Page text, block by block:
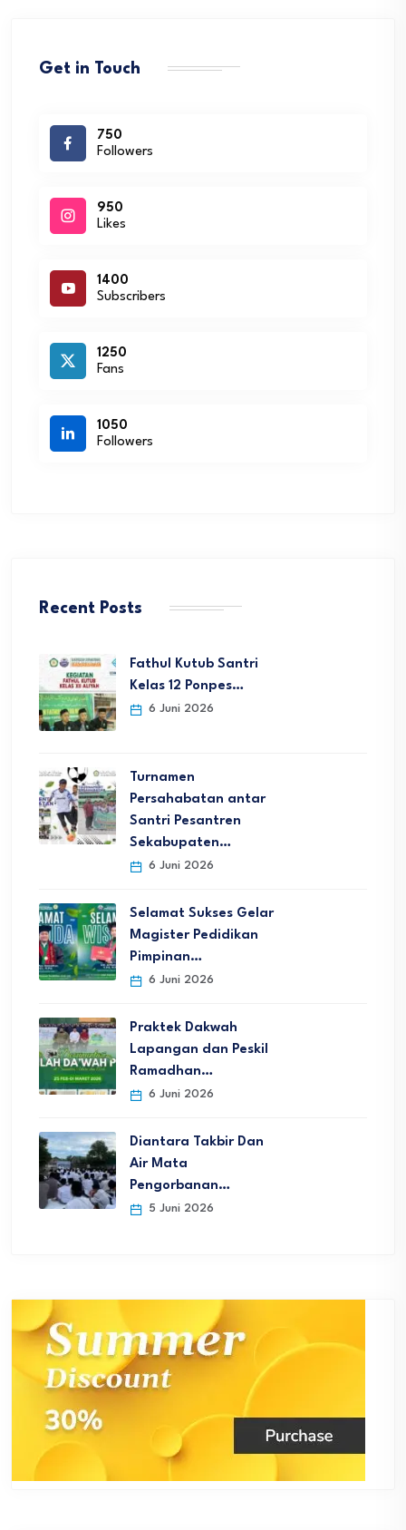
Get in Touch
750
Followers
950
Likes
1400
Subscribers
1250
Fans
1050
Followers
Recent Posts
Fathul Kutub Santri
Kelas 12 Ponpes…
6 Juni 2026
Turnamen
Persahabatan antar
Santri Pesantren
Sekabupaten…
6 Juni 2026
Selamat Sukses Gelar
Magister Pedidikan
Pimpinan…
6 Juni 2026
Praktek Dakwah
Lapangan dan Peskil
Ramadhan…
6 Juni 2026
Diantara Takbir Dan
Air Mata
Pengorbanan…
5 Juni 2026